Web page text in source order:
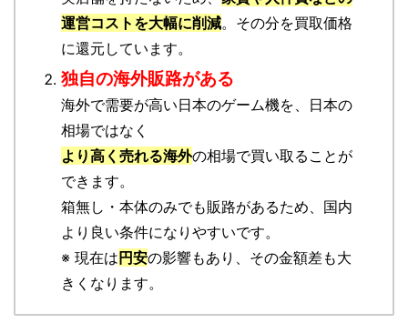
運営コストを大幅に削減。その分を買取価格
に還元しています。
独自の海外販路がある
海外で需要が高い日本のゲーム機を、日本の
相場ではなく
より高く売れる海外の相場で買い取ることが
できます。
箱無し・本体のみでも販路があるため、国内
より良い条件になりやすいです。
※ 現在は 円安の影響もあり、その金額差も大
きくなります。